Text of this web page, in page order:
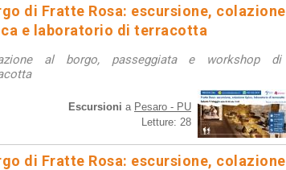
di Fratte Rosa: escursione, colazione
e laboratorio di terracotta
al borgo, passeggiata e workshop di
Escursioni a Pesaro - PU
Letture: 28
di Fratte Rosa: escursione, colazione